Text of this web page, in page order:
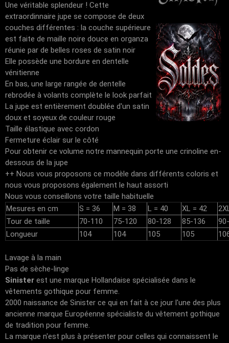
Une véritable splendeur ! Cette
extraordinnaire jupe se compose de deux
couches différentes : la couche supérieure
est faite de maille noire douce en organza
réunie par de belles roses de satin noir
Elle possède une bordure en dentelle
vénitienne
En bas, une large rangée de dentelle
rebrodée à volants complète le look parfait
La jupe est entièrement doublée d'un satin
doux et soyeux de couleur rouge
Taille élastique avec cordon
Fermeture éclair sur le côté
Pour obtenir ce volume notre mannequin porte une crinoline en-
dessous de la jupe
++ Nous vous proposons ce modèle dans différents coloris et
nous vous proposons également le haut assorti
Nous vous conseillons votre taille habituelle
Mesures en cm
S = 36 M = 38 L = 40 XL = 42
Tour de taille
70-110 75-120 80-128 85-136
Longueur
104 104 105 105
Lavage à la main
Pas de sèche-linge
Sinister est une marque Hollandaise spécialisée dans le
vêtements gothique pour femme.
2000 naissance de Sinister ce qui en fait à ce jour l'une des plus
ancienne marque Européenne spécialiste du vêtement gothique
de tradition pour femme.
La marque n'est plus à présenter pour celles qui connaissent le